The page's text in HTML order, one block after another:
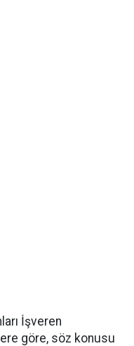
İşveren
göre, söz konusu